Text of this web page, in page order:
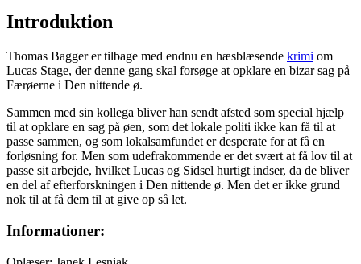
Introduktion
Thomas Bagger er tilbage med endnu en hæsblæsende krimi om
Lucas Stage, der denne gang skal forsøge at opklare en bizar sag på
Færøerne i Den nittende ø.
Sammen med sin kollega bliver han sendt afsted som special hjælp
til at opklare en sag på øen, som det lokale politi ikke kan få til at
passe sammen, og som lokalsamfundet er desperate for at få en
forløsning for. Men som udefrakommende er det svært at få lov til at
passe sit arbejde, hvilket Lucas og Sidsel hurtigt indser, da de bliver
en del af efterforskningen i Den nittende ø. Men det er ikke grund
nok til at få dem til at give op så let.
Informationer: